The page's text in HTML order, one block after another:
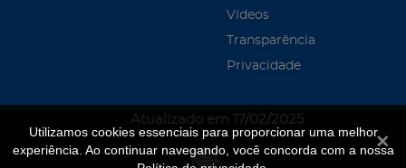
Utilizamos cookies essenciais para proporcionar uma melhor
experiência. Ao continuar navegando, você concorda com a nossa
Vídeos
Transparência
Privacidade
Atualizado em 17/02/2025